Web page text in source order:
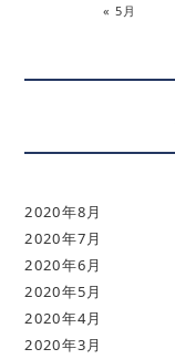
« 5月
2020年8月
2020年7月
2020年6月
2020年5月
2020年4月
2020年3月